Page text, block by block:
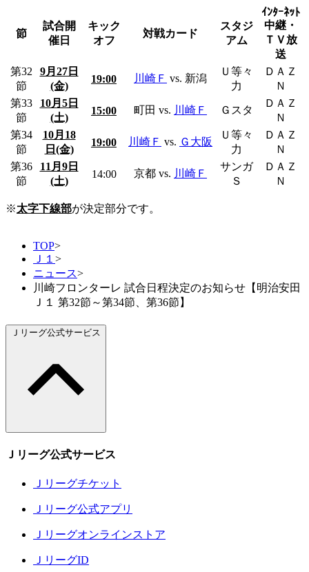
節
試合開
催日
キック
オフ
対戦カード
スタジ
アム
ｲﾝﾀｰﾈｯﾄ
中継・
ＴＶ放
送
第32
節
9月27日
(金)
19:00 川崎Ｆ vs. 新潟
Ｕ等々
力
ＤＡＺ
Ｎ
第33
節
10月5日
(土)
15:00 町田 vs. 川崎Ｆ Ｇスタ
ＤＡＺ
Ｎ
第34
節
10月18
日(金)
19:00 川崎Ｆ vs. Ｇ大阪
Ｕ等々
力
ＤＡＺ
Ｎ
第36
節
11月9日
(土)
14:00 京都 vs. 川崎Ｆ
サンガ
Ｓ
ＤＡＺ
Ｎ
※太字下線部が決定部分です。
TOP>
Ｊ１ >
ニュース>
川崎フロンターレ 試合日程決定のお知らせ【明治安田
Ｊ１ 第32節～第34節、第36節】
Ｊリーグ公式サービス
Ｊリーグ公式サービス
Ｊリーグチケット
Ｊリーグ公式アプリ
Ｊリーグオンラインストア
ＪリーグID